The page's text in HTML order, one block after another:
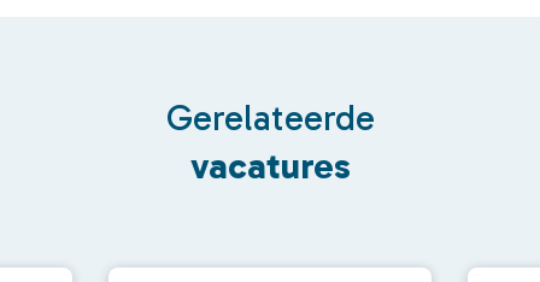
Gerelateerde
vacatures